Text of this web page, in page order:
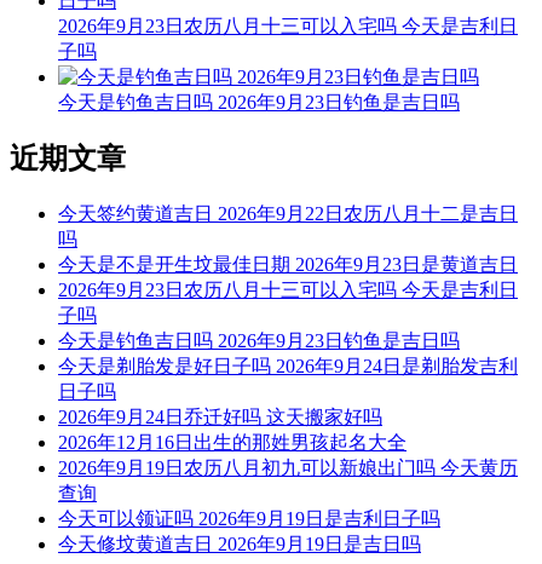
命苦难言。
结婚联姻用之吉，子孙后代有余钱；安床作灶亦可用，不可动
土与开山。
根据该日的黄历信息分析可得，2026年7月27日为黄道日，黄
着正向积极的促进作用，因此2026年7月27日可以安门，可以
选择2026年7月27日进行安门的事宜，云玥取名网祝您安门日
顺利。
每日五行穿衣指南
【大吉色】红色、紫色、粉色、橙红
被今天五行生。寓意容易得到贵人的帮助，事事顺心如意。人
缘和异性缘也会变得非常好，对身边的人来说显得格外有魅
力。可以借助五行的影响，充分发挥自己的才能。
【次吉色】绿色、青色、青绿、翠绿
与今天五行同。寓意幸运眷顾，做事顺利，有助于合作和谈判
2026年9月23日农历八月十三可以入宅吗 今天是吉利日
子吗
今天是钓鱼吉日吗 2026年9月23日钓鱼是吉日吗
近期文章
今天签约黄道吉日 2026年9月22日农历八月十二是吉日
吗
今天是不是开生坟最佳日期 2026年9月23日是黄道吉日
2026年9月23日农历八月十三可以入宅吗 今天是吉利日
子吗
今天是钓鱼吉日吗 2026年9月23日钓鱼是吉日吗
今天是剃胎发是好日子吗 2026年9月24日是剃胎发吉利
日子吗
2026年9月24日乔迁好吗 这天搬家好吗
2026年12月16日出生的那姓男孩起名大全
2026年9月19日农历八月初九可以新娘出门吗 今天黄历
查询
今天可以领证吗 2026年9月19日是吉利日子吗
今天修坟黄道吉日 2026年9月19日是吉日吗